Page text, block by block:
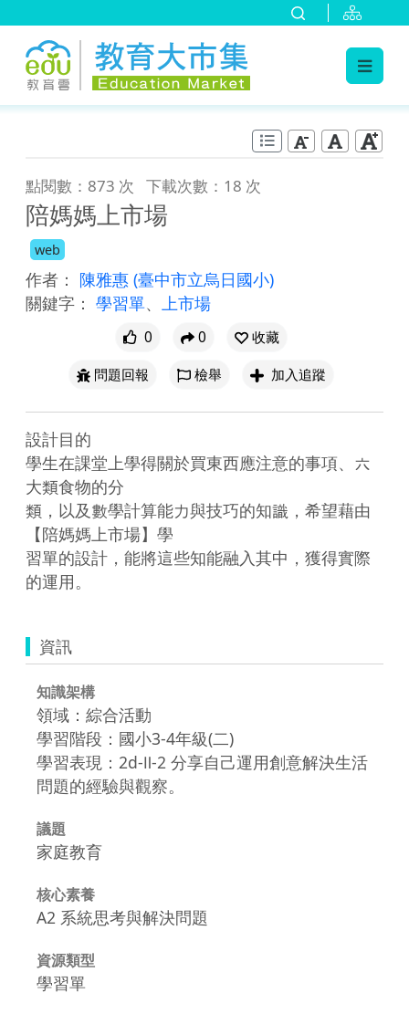
點閱數：873 次 下載次數：18 次
陪媽媽上市場
web
作者： 陳雅惠 (臺中市立烏日國小)
關鍵字： 學習單、 上市場
0 0
收藏
問題回報
檢舉 加入追蹤
設計目的
學生在課堂上學得關於買東西應注意的事項、六
大類食物的分
類，以及數學計算能力與技巧的知識，希望藉由
【陪媽媽上市場】學
習單的設計，能將這些知能融入其中，獲得實際
的運用。
資訊
知識架構
領域：綜合活動
學習階段：國小3-4年級(二)
學習表現：2d-Ⅱ-2 分享自己運用創意解決生活
問題的經驗與觀察。
議題
家庭教育
核心素養
A2 系統思考與解決問題
資源類型
學習單